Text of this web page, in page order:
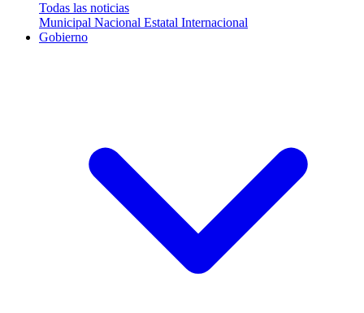
Todas las noticias
Municipal Nacional Estatal Internacional
Gobierno